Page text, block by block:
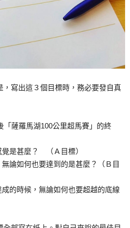
，寫出這３個目標時，務必要發自真
「薩羅馬湖100公里超馬賽」的終
是甚麼？ （Ａ目標）
論如何也要達到的是甚麼？（Ｂ目
的時候，無論如何也要超越的底線